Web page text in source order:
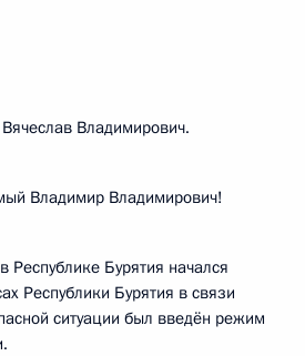
Владимирович.
Владимир Владимирович!
Бурятия начался
Республики Бурятия в связи
ситуации был введён режим